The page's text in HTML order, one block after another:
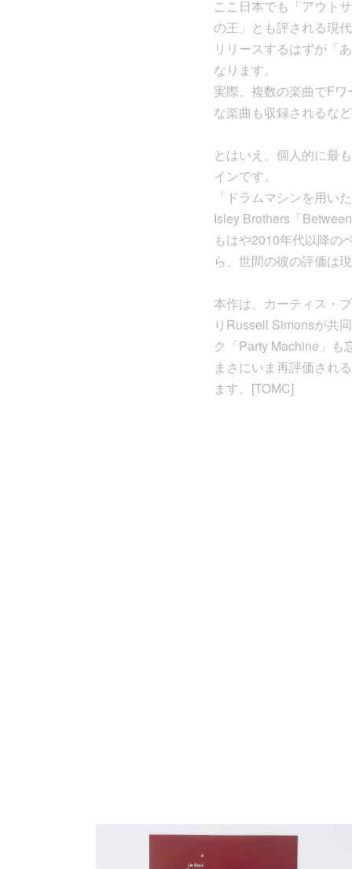
ここ日本でも「アウト
の王」とも評される現
リリースするはずが「
なります。
実際、複数の楽曲でF
な楽曲も収録されるな
とはいえ、個人的に最
インです。
「ドラムマシンを用い
Isley Brothers「
もはや2010年代以降の
ら、世間の彼の評価は
本作は、カーティス・
りRussell Simonsが共
ク「Party Machine」も
まさにいま再評価され
ます。[TOMC]